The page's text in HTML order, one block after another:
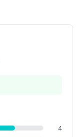
グ地区 近隣徒歩ツ
ペルコンサート
4